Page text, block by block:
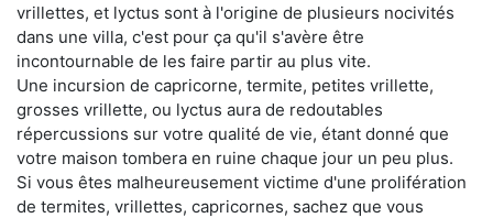
vrillettes, et lyctus sont à l'origine de plusieurs nocivités
dans une villa, c'est pour ça qu'il s'avère être
incontournable de les faire partir au plus vite.
Une incursion de capricorne, termite, petites vrillette,
grosses vrillette, ou lyctus aura de redoutables
répercussions sur votre qualité de vie, étant donné que
votre maison tombera en ruine chaque jour un peu plus.
Si vous êtes malheureusement victime d'une prolifération
de termites, vrillettes, capricornes, sachez que vous